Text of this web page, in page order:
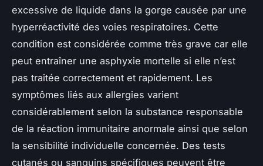
excessive de liquide dans la gorge causée par une
hyperréactivité des voies respiratoires. Cette
condition est considérée comme très grave car elle
peut entraîner une asphyxie mortelle si elle n’est
pas traitée correctement et rapidement. Les
symptômes liés aux allergies varient
considérablement selon la substance responsable
de la réaction immunitaire anormale ainsi que selon
la sensibilité individuelle concernée. Des tests
cutanés ou sanguins spécifiques peuvent être